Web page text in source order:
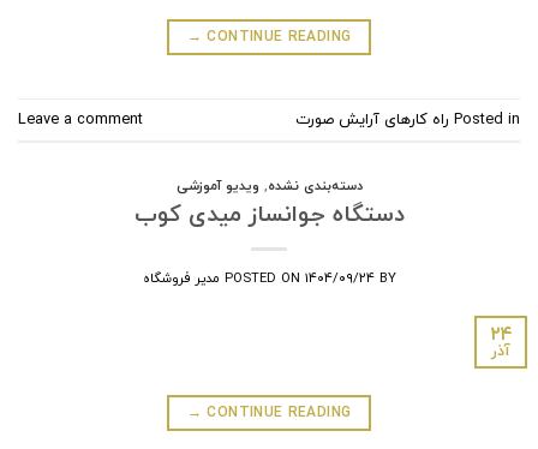
CONTINUE READING
→
Posted in راه کارهای آرایش صورت Leave a comment
دسته‌بندی نشده, ویدیو آموزشی
دستگاه جوانساز میدی کوب
POSTED ON ۱۴۰۴/۰۹/۲۴BY مدیر فروشگاه
۲۴
آذر
CONTINUE READING
→